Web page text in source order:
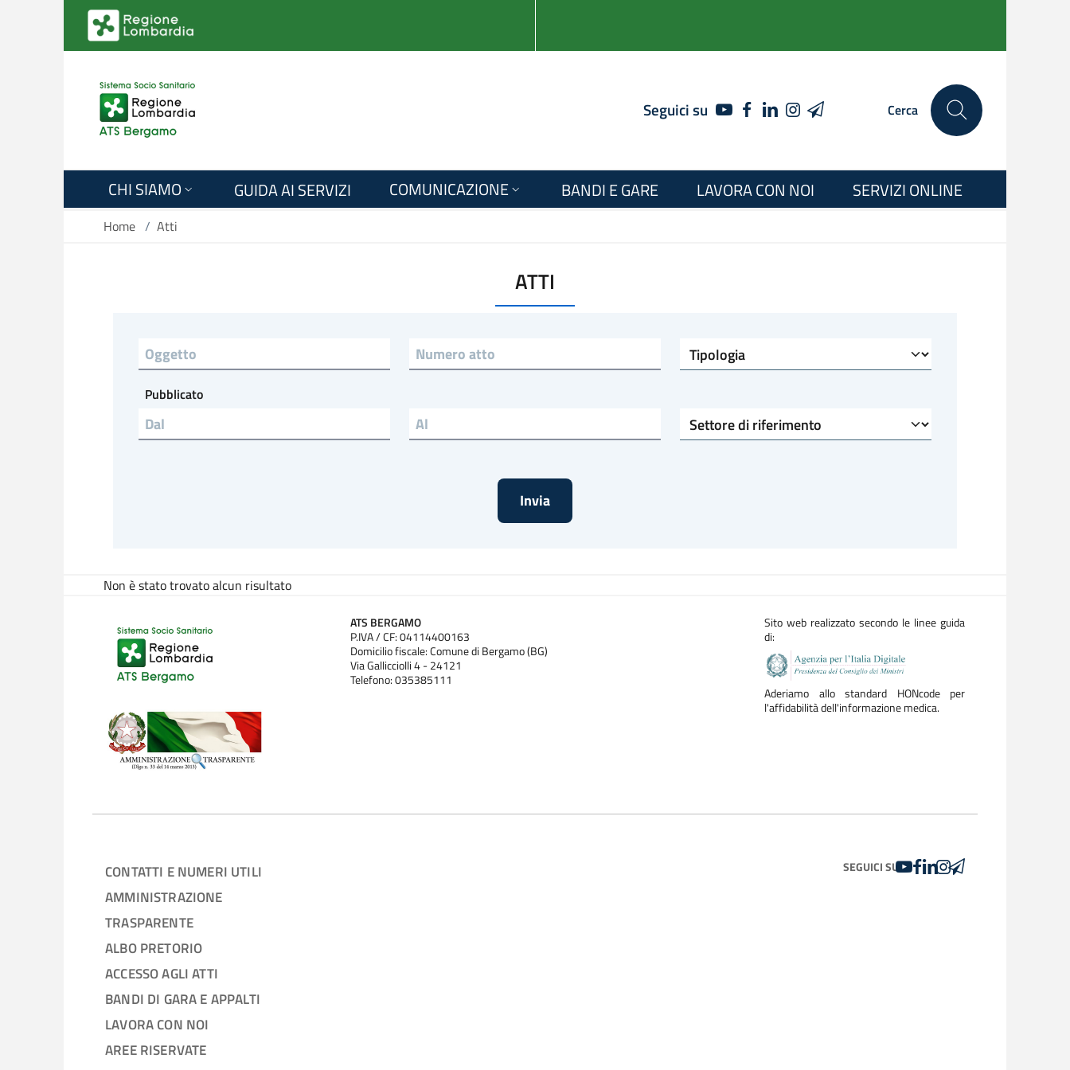
Salta al contenuto principale
Seguici su YOUTUBEFACEBOOK
LINKEDIN
INSTAGRAM
TELEGRAM Cerca
CHI SIAMO GUIDA AI SERVIZI COMUNICAZIONE BANDI E GARE LAVORA CON NOI SERVIZI ONLINE
Home / Atti
ATTI
Titolo (field_titolo_lungo) Numero Atto Tipologia
Pubblicato
Settore di riferimento
Non è stato trovato alcun risultato
ATS BERGAMO
P.IVA / CF: 04114400163
Domicilio fiscale: Comune di Bergamo (BG)
Via Gallicciolli 4 - 24121
Telefono: 035385111
Sito web realizzato secondo le linee guida
di:
Aderiamo allo standard HONcode per
l'affidabilità dell'informazione medica.
CONTATTI E NUMERI UTILI
AMMINISTRAZIONE
TRASPARENTE
ALBO PRETORIO
ACCESSO AGLI ATTI
BANDI DI GARA E APPALTI
LAVORA CON NOI
AREE RISERVATE
SEGUICI SUYOUTUBE
FACEBOOK
LINKEDIN
INSTAGRAM
TELEGRAM